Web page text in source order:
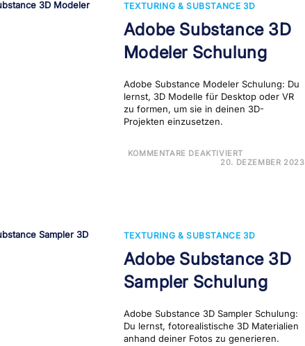
TEXTURING & SUBSTANCE 3D
Adobe Substance 3D
Modeler Schulung
Adobe Substance Modeler Schulung: Du
lernst, 3D Modelle für Desktop oder VR
zu formen, um sie in deinen 3D-
Projekten einzusetzen.
KOMMENTARE DEAKTIVIERTFÜR
ADOBE
20. DEZEMBER 2023
TEXTURING & SUBSTANCE 3D
Adobe Substance 3D
Sampler Schulung
Adobe Substance 3D Sampler Schulung:
Du lernst, fotorealistische 3D Materialien
anhand deiner Fotos zu generieren.